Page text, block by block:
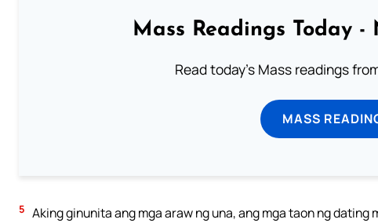
Mass Readings Today -
Read today's Mass readings
MASS
5 Aking ginunita ang mga araw ng una, ang mga taon ng dating